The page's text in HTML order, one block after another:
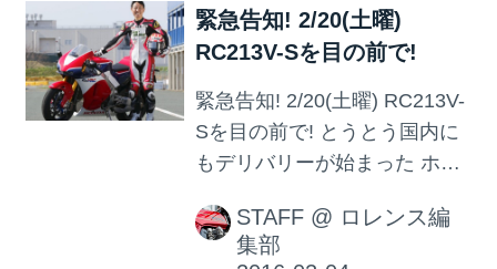
い♪ ホンダドリーム茅ケ崎...
影」の予定枠が 埋まりつつあ
ります。参加ご希望の方は お
早目のお申し込みをお願いい
たします!
緊急告知! 2/20(土曜)
RC213V-Sを目の前で!
緊急告知! 2/20(土曜) RC213V-
Sを目の前で! とうとう国内に
もデリバリーが始まった ホン
ツ、MotoGPマシンレプリカこ
とRC213V-S! 本誌では、次号
STAFF @ ロレンス編
集部